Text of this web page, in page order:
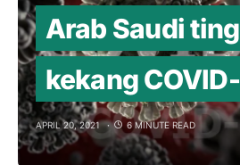
Arab Saudi
kekang
APRIL 20, 2021 6 MINUTE READ